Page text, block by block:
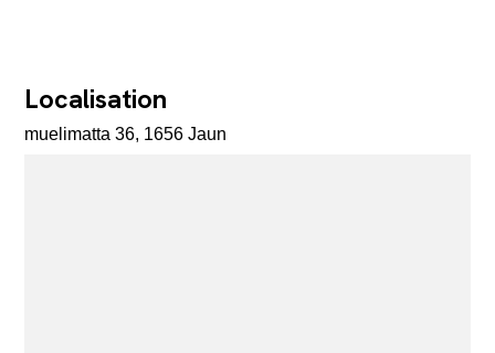
Localisation
muelimatta 36, 1656 Jaun